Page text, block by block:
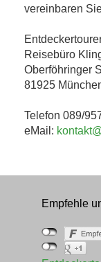
vereinbaren
Reisebüro
Oberföhringer
81925
Telefon 089/
eMail:
Empfehle